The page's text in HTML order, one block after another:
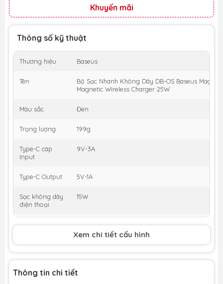
Khuyến mãi
Thông số kỹ thuật
Thương hiệu Baseus
Tên
Bộ Sạc Nhanh Không Dây DB-OS Baseus MagPro
Magnetic Wireless Charger 25W
Màu sắc Đen
Trọng lượng 199g
Type-C cáp
Input
9V-3A
Type-C Output 5V-1A
Sạc không dây
điện thoại
15W
Sạc không dây
5W
Total Output 10W (Điện thoại) + 5W (Tai nghe) + 5W (Cáp
Xem chi tiết cấu hình
Thông tin chi tiết